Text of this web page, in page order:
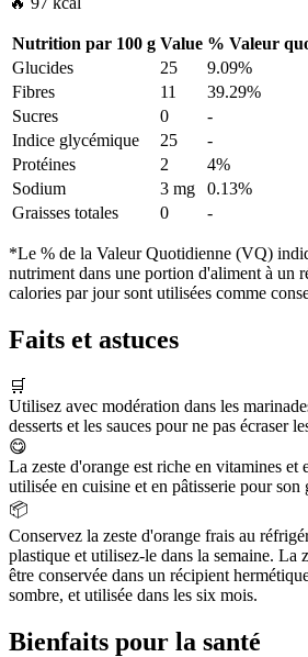
Nutrition par 100 g Value % Valeur
Glucides
25
9.09%
Fibres
11
39.29%
Sucres
0
-
Indice glycémique
25
-
Protéines
2
4%
Sodium
3 mg
0.13%
Graisses totales
0 -
*Le % de la Valeur Quotidienne (VQ)
nutriment dans une portion d'aliment à un
calories par jour sont utilisées comme
Faits et astuces
🛒
Utilisez avec modération dans les
desserts et les sauces pour ne pas écraser
😋
La zeste d'orange est riche en vitamines et
utilisée en cuisine et en pâtisserie pour son
📦
Conservez la zeste d'orange frais au
plastique et utilisez-le dans la semaine. La
être conservée dans un récipient
sombre, et utilisée dans les six mois.
Bienfaits pour la santé